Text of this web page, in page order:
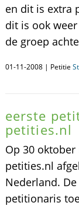
en dit is extra
dit is ook
de groep
01-11-2008 | Petitie
eerste
petities.nl
Op 30
petities.nl
Nederland.
petitionaris